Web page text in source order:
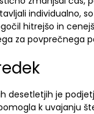
individualno,
hitrejšo in
za povprečnega
desetletjih je
k uvajanju